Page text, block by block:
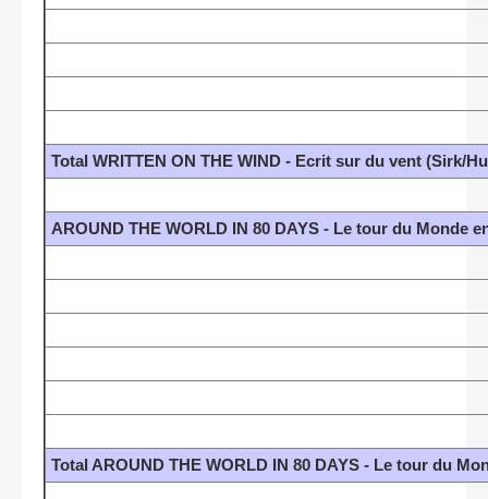
Total WRITTEN ON THE WIND - Ecrit sur du vent (Sirk/
AROUND THE WORLD IN 80 DAYS - Le tour du Monde
Total AROUND THE WORLD IN 80 DAYS - Le tour du